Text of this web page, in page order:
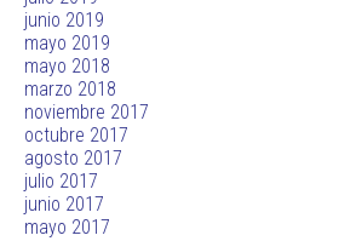
junio 2019
mayo 2019
mayo 2018
marzo 2018
noviembre 2017
octubre 2017
agosto 2017
julio 2017
junio 2017
mayo 2017